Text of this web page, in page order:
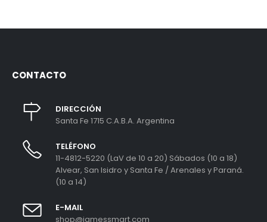
CONTACTO
DIRECCIÓN
Santa Fe 1715 C.A.B.A. Argentina
TELÉFONO
11-4812-5220 (LaV de 10 a 20) Sábados (10 a 18)
Alvear, San Isidro y Santa Fe / Arenales y Paraná.
(10 a 14)
E-MAIL
shop@jamessmart.com